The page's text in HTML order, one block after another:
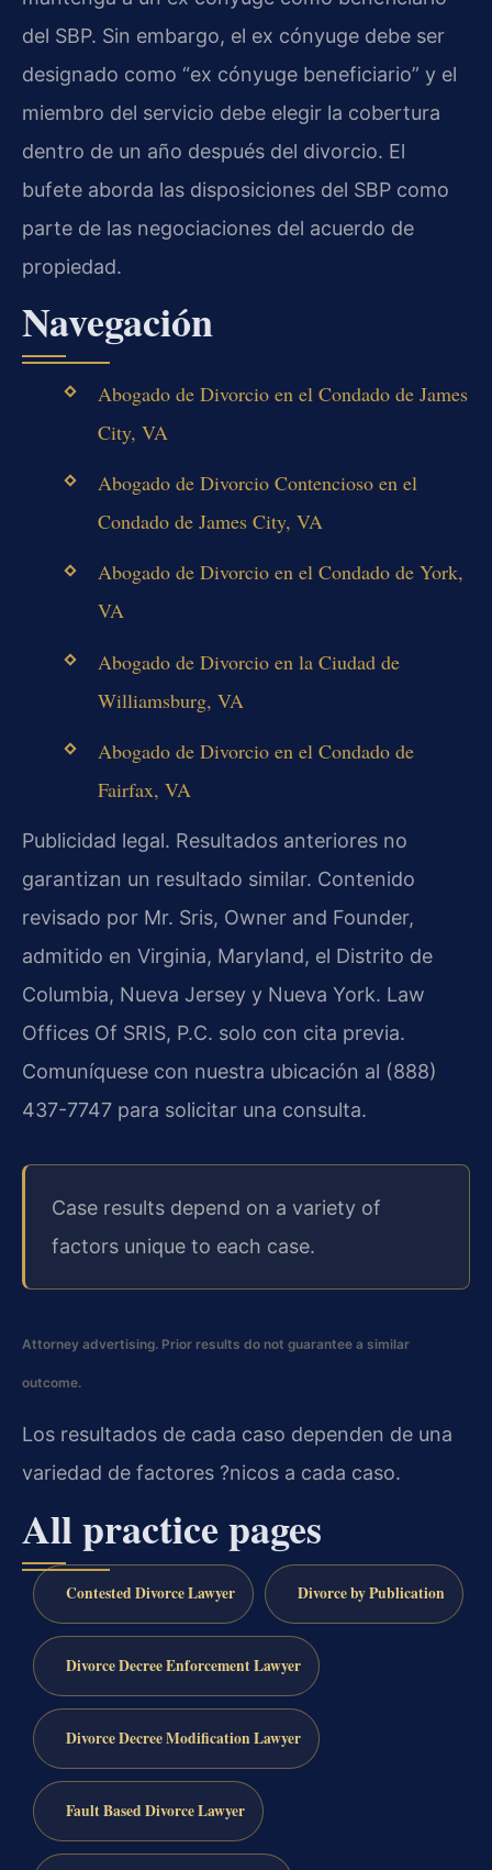
del SBP. Sin embargo, el ex cónyuge debe ser
designado como “ex cónyuge beneficiario” y el
miembro del servicio debe elegir la cobertura
dentro de un año después del divorcio. El
bufete aborda las disposiciones del SBP como
parte de las negociaciones del acuerdo de
propiedad.
Navegación
Abogado de Divorcio en el Condado de James
City, VA
Abogado de Divorcio Contencioso en el
Condado de James City, VA
Abogado de Divorcio en el Condado de York,
VA
Abogado de Divorcio en la Ciudad de
Williamsburg, VA
Abogado de Divorcio en el Condado de
Fairfax, VA
Publicidad legal. Resultados anteriores no
garantizan un resultado similar. Contenido
revisado por Mr. Sris, Owner and Founder,
admitido en Virginia, Maryland, el Distrito de
Columbia, Nueva Jersey y Nueva York. Law
Offices Of SRIS, P.C. solo con cita previa.
Comuníquese con nuestra ubicación al (888)
437-7747 para solicitar una consulta.
Case results depend on a variety of
factors unique to each case.
Attorney advertising. Prior results do not guarantee a similar
outcome.
Los resultados de cada caso dependen de una
variedad de factores ?nicos a cada caso.
All practice pages
Contested Divorce Lawyer Divorce by Publication
Divorce Decree Enforcement Lawyer
Divorce Decree Modification Lawyer
Fault Based Divorce Lawyer